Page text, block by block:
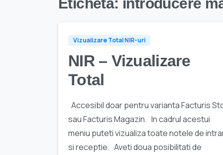
Vizualizare Total NIR-uri
NIR – Vizualizare
Total
Accesibil doar pentru varianta Facturis
sau Facturis Magazin. In cadrul acestui
meniu puteti vizualiza toate notele de
si receptie. Aveti doua posibilitati de